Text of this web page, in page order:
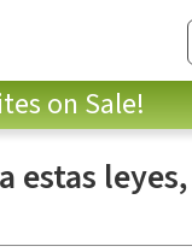
on Sale!
estas